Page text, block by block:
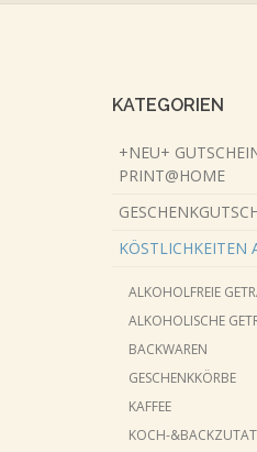
KATEGORIEN
+NEU+
PRINT@HOME
KÖSTLICHKEITEN
ALKOHOLFREIE
ALKOHOLISCHE
BACKWAREN
GESCHENKKÖRBE
KAFFEE
KOCH-